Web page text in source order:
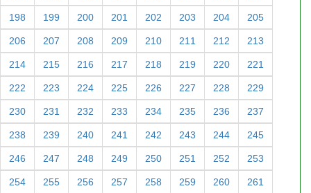
198 199 200 201 202 203 204 205
206 207 208 209 210 211 212 213
214 215 216 217 218 219 220 221
222 223 224 225 226 227 228 229
230 231 232 233 234 235 236 237
238 239 240 241 242 243 244 245
246 247 248 249 250 251 252 253
254 255 256 257 258 259 260 261